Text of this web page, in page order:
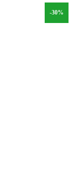
-20%
-30%